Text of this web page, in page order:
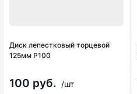
Диск лепестковый торцевой
125мм Р100
100 руб. /шт